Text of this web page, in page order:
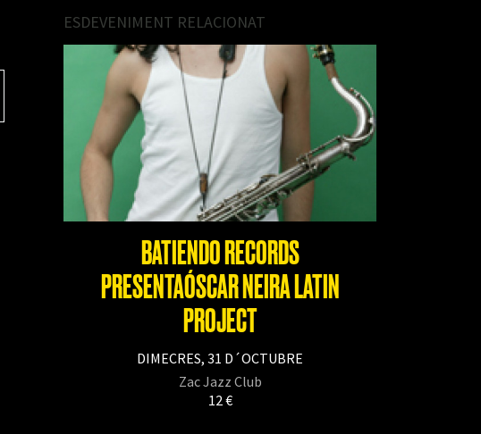
ESDEVENIMENT RELACIONAT
BATIENDO RECORDS
PRESENTAÓSCAR NEIRA LATIN
PROJECT
DIMECRES, 31 D´OCTUBRE
Zac Jazz Club
12 €